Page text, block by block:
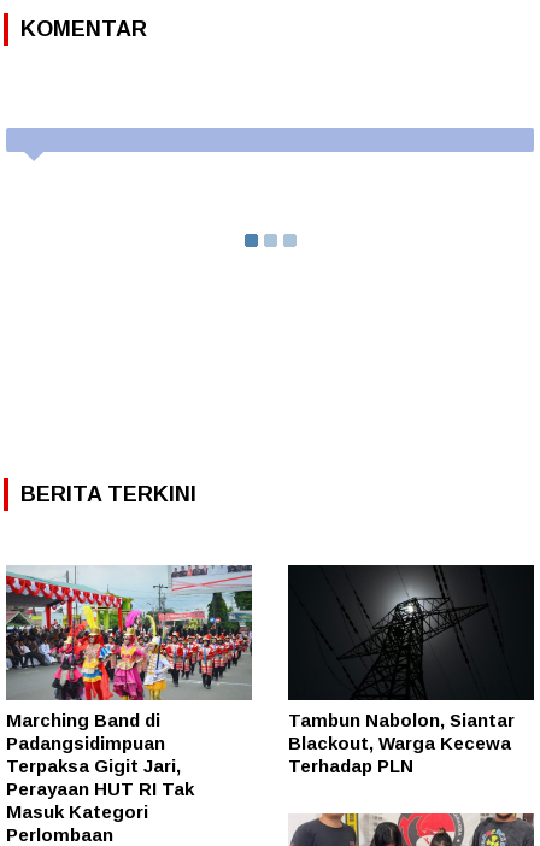
KOMENTAR
BERITA TERKINI
Marching Band di
Padangsidimpuan
Terpaksa Gigit Jari,
Perayaan HUT RI Tak
Masuk Kategori
Perlombaan
Tambun Nabolon, Siantar
Blackout, Warga Kecewa
Terhadap PLN